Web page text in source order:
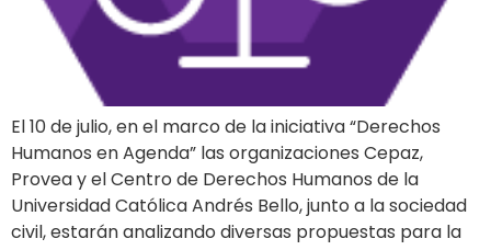
El 10 de julio, en el marco de la iniciativa “Derechos
Humanos en Agenda” las organizaciones Cepaz,
Provea y el Centro de Derechos Humanos de la
Universidad Católica Andrés Bello, junto a la sociedad
civil, estarán analizando diversas propuestas para la